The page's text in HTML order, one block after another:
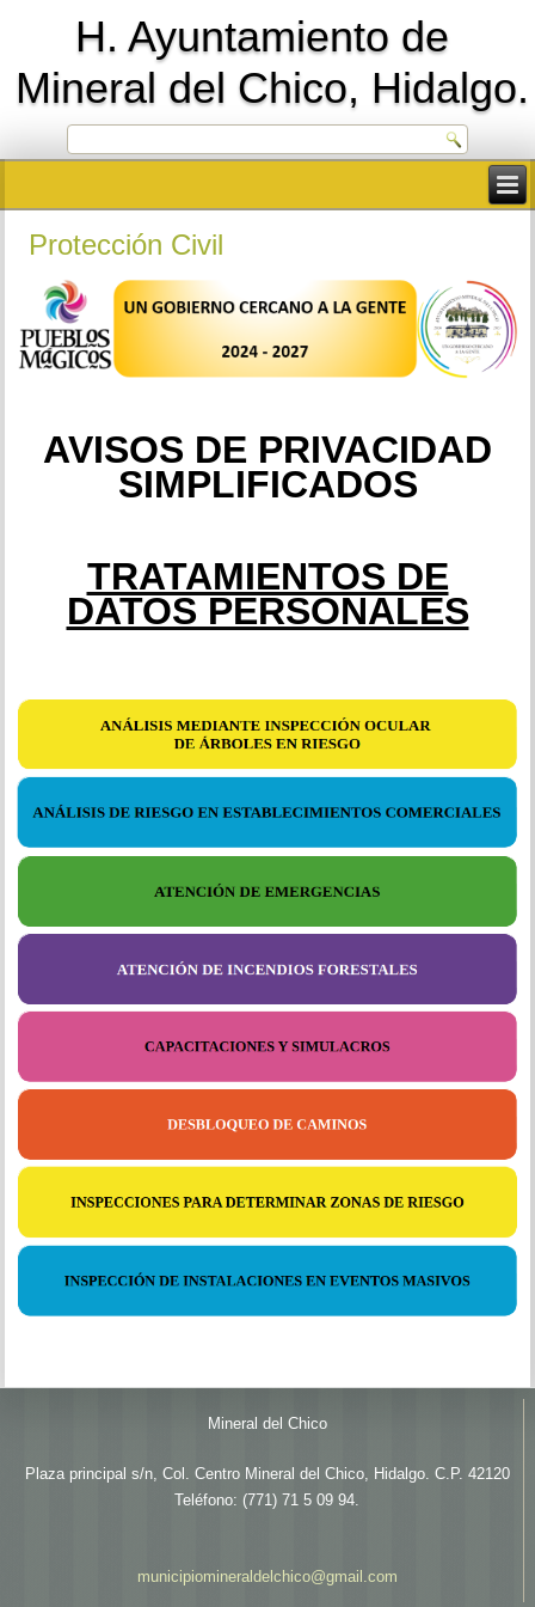
H. Ayuntamiento de
Mineral del Chico, Hidalgo.
Protección Civil
AVISOS DE PRIVACIDAD
SIMPLIFICADOS
TRATAMIENTOS DE
DATOS PERSONALES
Mineral del Chico
Plaza principal s/n, Col. Centro Mineral del Chico, Hidalgo. C.P. 42120
Teléfono: (771) 71 5 09 94.
municipiomineraldelchico@gmail.com